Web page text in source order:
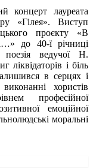
концерт лауреата
«Гілея». Виступ
проєкту «В
до 40-ї річниці
поезія ведучої Н.
ліквідаторів і біль
в серцях і
хористів
професійної
емоційної
моральні